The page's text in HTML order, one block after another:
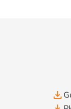
file_download